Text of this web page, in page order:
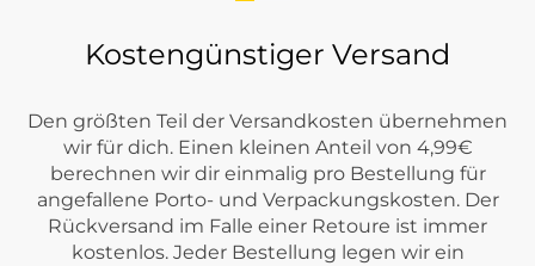
Kostengünstiger Versand
Den größten Teil der Versandkosten übernehmen
wir für dich. Einen kleinen Anteil von 4,99€
berechnen wir dir einmalig pro Bestellung für
angefallene Porto- und Verpackungskosten. Der
Rückversand im Falle einer Retoure ist immer
kostenlos. Jeder Bestellung legen wir ein